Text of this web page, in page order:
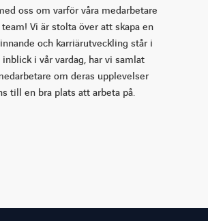
oss om varför våra medarbetare
Vi är stolta över att skapa en
och karriärutveckling står i
i vår vardag, har vi samlat
om deras upplevelser
till en bra plats att arbeta på.